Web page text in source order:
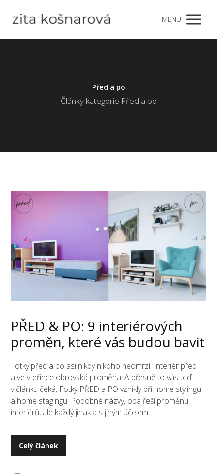
MENU
Před a po
Články kategorie Před a po
PŘED & PO: 9 interiérových
proměn, které vás budou bavit
Fotky před a po asi nikdy nikoho neomrzí. Interiér před
a ve vteřince obrovská proměna. A přesně to vás teď
v článku čeká. Fotky PŘED a PO vznikly při home stylingu
a home stagingu. Podobné názvy, oba řeší proměnu
interiérů, ale každý jinak a s jiným účelem....
Celý článek